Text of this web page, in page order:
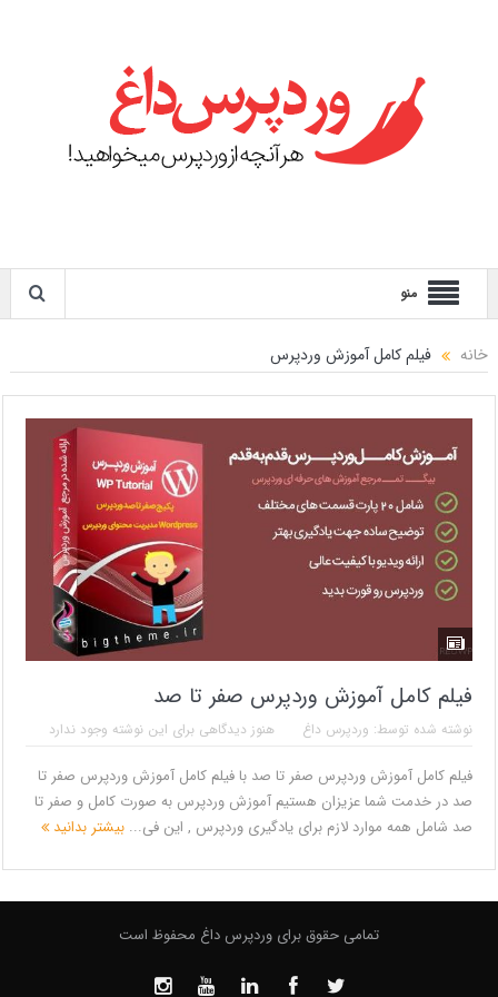
منو
خانه فیلم کامل آموزش وردپرس
فیلم کامل آموزش وردپرس صفر تا صد
نوشته شده توسط: وردپرس داغ هنوز دیدگاهی برای این نوشته وجود ندارد
فیلم کامل آموزش وردپرس صفر تا صد با فیلم کامل آموزش وردپرس صفر تا
صد در خدمت شما عزیزان هستیم آموزش وردپرس به صورت کامل و صفر تا
صد شامل همه موارد لازم برای یادگیری وردپرس , این فی... بیشتر بدانید
تمامی حقوق برای وردپرس داغ محفوظ است